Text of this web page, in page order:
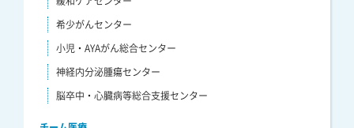
希少がんセンター
小児・AYAがん総合センター
神経内分泌腫瘍センター
脳卒中・心臓病等総合支援センター